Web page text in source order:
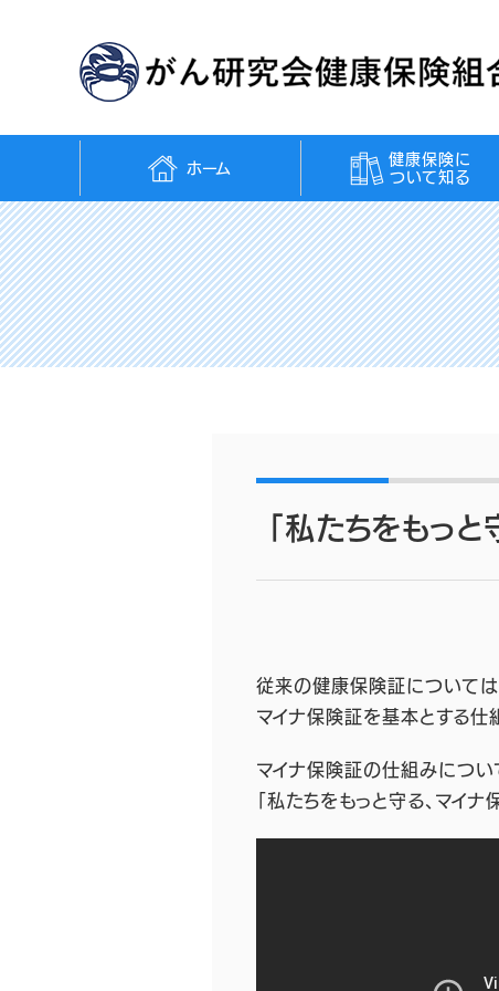
ホーム
健康保険に
ついて知る
「私たちをもっ
従来の健康保険証について
マイナ保険証を基本とする仕
マイナ保険証の仕組みについ
「私たちをもっと守る、マイ